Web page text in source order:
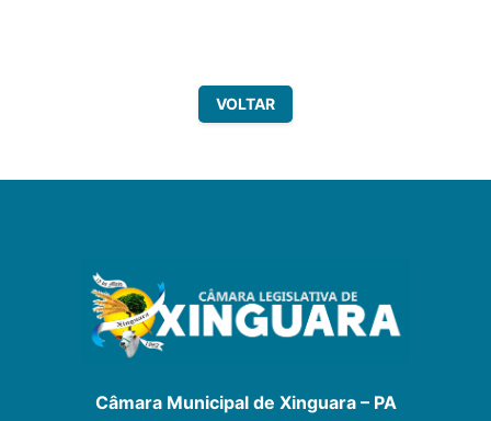
VOLTAR
Câmara Municipal de Xinguara – PA